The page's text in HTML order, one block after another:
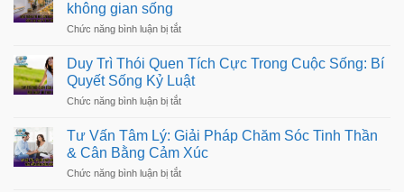
Lại
Trận
Đấu
Chất
Cao
không gian sống
Chức năng bình luận bị tắtở
mẹo
trang
trí
đơn
giản
tối
Duy Trì Thói Quen Tích Cực Trong Cuộc Sống: Bí
Quyết Sống Kỷ Luật
Chức năng bình luận bị tắtở
Trì
Thói
Quen
Tư Vấn Tâm Lý: Giải Pháp Chăm Sóc Tinh Thần
& Cân Bằng Cảm Xúc
Chức năng bình luận bị tắtở